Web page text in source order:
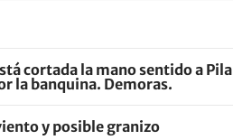
cortada la mano sentido a
la banquina. Demoras.
y posible granizo